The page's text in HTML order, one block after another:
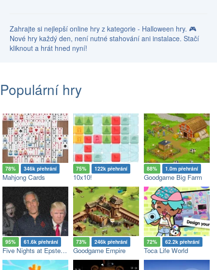
Zahrajte si nejlepší online hry z kategorie - Halloween hry. 🎮
Nové hry každý den, není nutné stahování ani instalace. Stačí
kliknout a hrát hned nyní!
Populární hry
78% 346k přehrání
Mahjong Cards
75% 122k přehrání
10x10!
88% 1.0m přehrání
Goodgame Big Farm
95% 61.6k přehrání
Five Nights at Epstein’s
73% 246k přehrání
Goodgame Empire
72% 62.2k přehrání
Toca Life World